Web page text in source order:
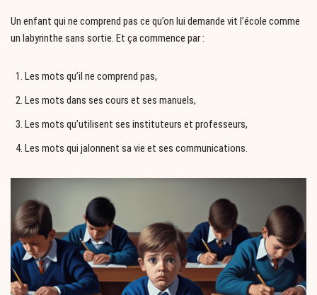
Un enfant qui ne comprend pas ce qu’on lui demande vit l’école comme
un labyrinthe sans sortie. Et ça commence par :
Les mots qu’il ne comprend pas,
Les mots dans ses cours et ses manuels,
Les mots qu’utilisent ses instituteurs et professeurs,
Les mots qui jalonnent sa vie et ses communications.